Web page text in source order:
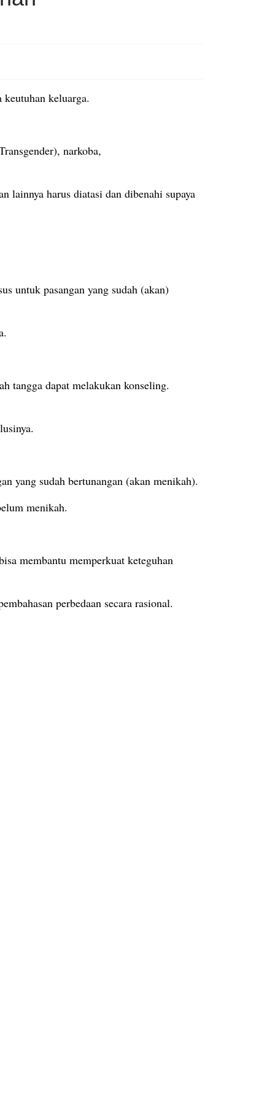
keutuhan keluarga.
narkoba,
lainnya harus diatasi dan dibenahi supaya
untuk pasangan yang sudah (akan)
tangga dapat melakukan konseling.
yang sudah bertunangan (akan menikah).
menikah.
membantu memperkuat keteguhan
perbedaan secara rasional.